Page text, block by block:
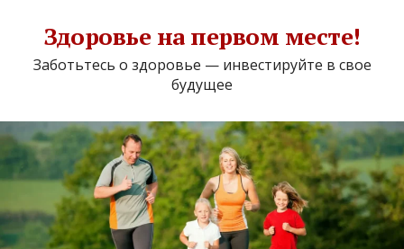
Здоровье на первом месте!
Заботьтесь о здоровье — инвестируйте в свое
будущее